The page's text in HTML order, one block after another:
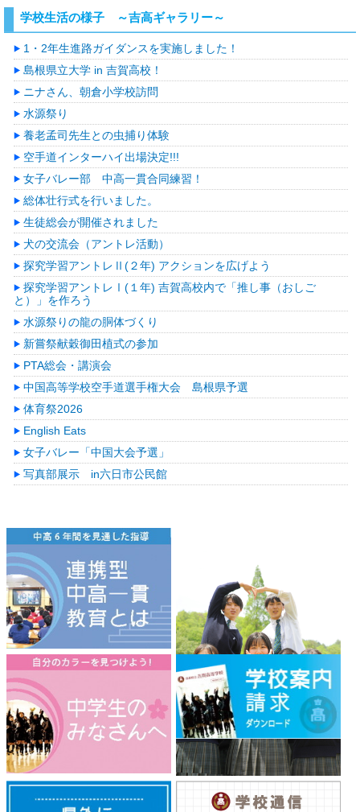
学校生活の様子 ～吉高ギャラリー～
1・2年生進路ガイダンスを実施しました！
島根県立大学 in 吉賀高校！
ニナさん、朝倉小学校訪問
水源祭り
養老孟司先生との虫捕り体験
空手道インターハイ出場決定!!!
女子バレー部 中高一貫合同練習！
総体壮行式を行いました。
生徒総会が開催されました
犬の交流会（アントレ活動）
探究学習アントレⅡ(２年) アクションを広げよう
探究学習アントレⅠ(１年) 吉賀高校内で「推し事（おしご
と）」を作ろう
水源祭りの龍の胴体づくり
新嘗祭献穀御田植式の参加
PTA総会・講演会
中国高等学校空手道選手権大会 島根県予選
体育祭2026
English Eats
女子バレー「中国大会予選」
写真部展示 in六日市公民館